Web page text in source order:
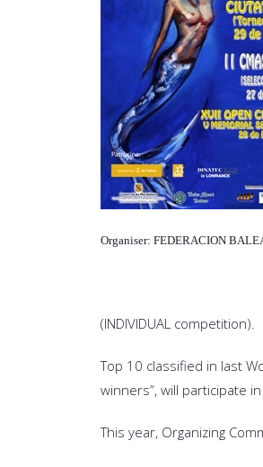
Organiser: FEDERACION
(ΙNDIVIDUAL competition).
Top 10 classified in last
winners”, will participate
This year, Organizing